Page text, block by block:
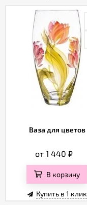
Ваза для цветов
от 1 440₽
В корзину
Купить в 1 клик